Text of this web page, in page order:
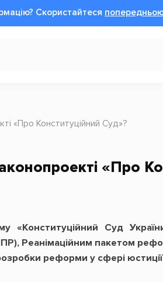
Cкористайтеся
«Про Конституційний Суд»?
«Про
Суд
Реанімаційним пакетом
реформи у сфері юстиції